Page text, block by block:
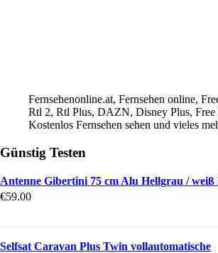
Fernsehenonline.at, Fernsehen online,
Rtl 2, Rtl Plus, DAZN, Disney Plus, Free
Kostenlos Fernsehen sehen und vieles
Günstig Testen
Antenne Gibertini 75 cm Alu Hellgrau / weiß
€59.00
Selfsat Caravan Plus Twin vollautomatische